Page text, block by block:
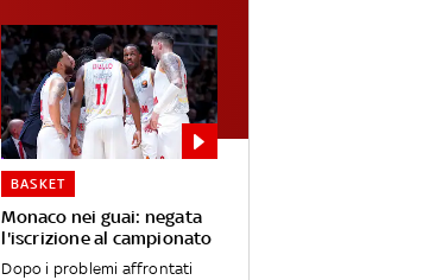
Monaco nei guai: negata
l'iscrizione al campionato
BASKET
Dopo i problemi affrontati